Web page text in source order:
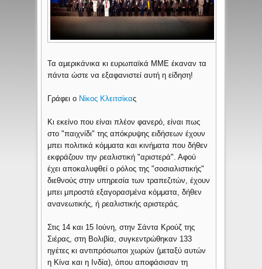
Τα αμερικάνικα κι ευρωπαϊκά ΜΜΕ έκαναν τα
πάντα ώστε να εξαφανιστεί αυτή η είδηση!
Γράφει ο Νίκος Κλειτσίκας
Κι εκείνο που είναι πλέον φανερό, είναι πως
στο "παιχνίδι" της απόκρυψης ειδήσεων έχουν
μπει πολιτικά κόμματα και κινήματα που δήθεν
εκφράζουν την ρεαλιστική "αριστερά". Αφού
έχει αποκαλυφθεί ο ρόλος της "σοσιαλιστικής"
διεθνούς στην υπηρεσία των τραπεζιτών, έχουν
μπει μπροστά εξαγορασμένα κόμματα, δήθεν
ανανεωτικής, ή ρεαλιστικής αριστεράς.
Στις 14 και 15 Ιούνη, στην Σάντα Κρούζ της
Σιέρας, στη Βολιβία, συγκεντρώθηκαν 133
ηγέτες κι αντιπρόσωποι χωρών (μεταξύ αυτών
η Κίνα και η Ινδία), όπου αποφάσισαν τη